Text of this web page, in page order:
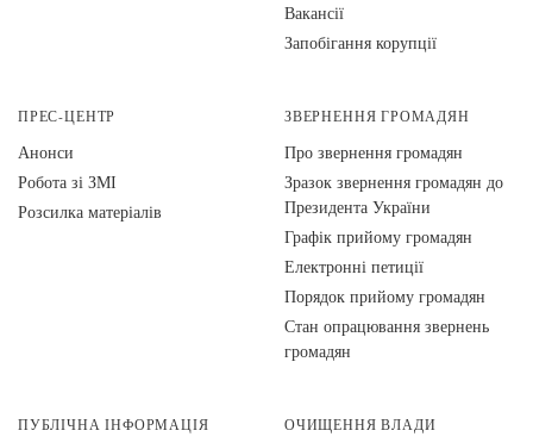
Вакансії
Запобігання корупції
ПРЕС-ЦЕНТР
Анонси
Робота зі ЗМІ
Розсилка матеріалів
ЗВЕРНЕННЯ ГРОМАДЯН
Про звернення громадян
Зразок звернення громадян до
Президента України
Графік прийому громадян
Електронні петиції
Порядок прийому громадян
Стан опрацювання звернень
громадян
ПУБЛІЧНА ІНФОРМАЦІЯ ОЧИЩЕННЯ ВЛАДИ